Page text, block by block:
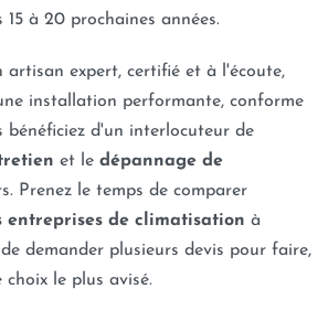
à 20 prochaines années.
artisan expert, certifié et à l'écoute,
installation performante, conforme
bénéficiez d'un interlocuteur de
et le dépannage de
Prenez le temps de comparer
entreprises de climatisation à
demander plusieurs devis pour faire,
le plus avisé.